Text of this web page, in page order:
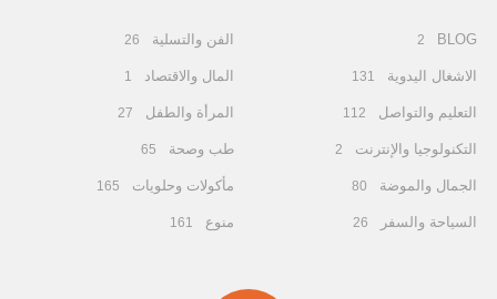
BLOG
2
الاشغال اليدوية 131
التعليم والتواصل 112
التكنولوجيا والإنترنت 2
الجمال والموضة 80
السياحة والسفر 26
الفن والتسلية 26
المال والاقتصاد 1
المرأة والطفل 27
طب وصحة 65
مأكولات وحلويات 165
منوع 161